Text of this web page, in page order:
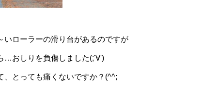
いローラーの滑り台があるのですが
…おしりを負傷しました(;'∀')
、とっても痛くないですか？(^^;